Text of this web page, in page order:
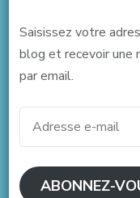
Saisissez votre
blog et recevoir une
par email.
ABONNEZ-